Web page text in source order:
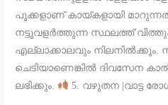
പൂക്കളാണ് കായ്കളായി
നട്ടുവളര്‍ത്തുന്ന സ്ഥലത്ത്
എല്ലാക്കാലവും നിലനില്‍ക്കും.
ചെടിയാണെങ്കില്‍ ദിവസേന
ലഭിക്കും.
5. വഴുതന |വാട്ട